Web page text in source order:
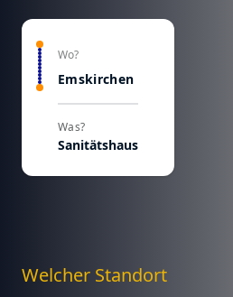
Wo?
Emskirchen
Was?
Sanitätshaus
Welcher Standort